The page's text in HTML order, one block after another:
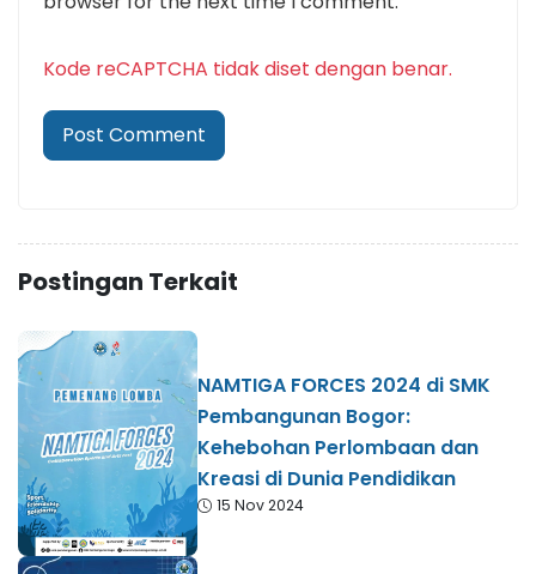
Kode reCAPTCHA tidak diset dengan benar.
Postingan Terkait
NAMTIGA FORCES 2024 di SMK
Pembangunan Bogor:
Kehebohan Perlombaan dan
Kreasi di Dunia Pendidikan
15 Nov 2024